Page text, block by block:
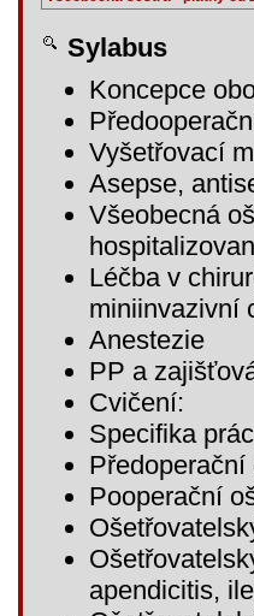
Sylabus
Koncepce
Vyšetřovací
Asepse,
Všeobecná
Léčba v
miniinvazivní
Anestezie
PP a
Cvičení:
Specifika
Pooperační
apendicitis,